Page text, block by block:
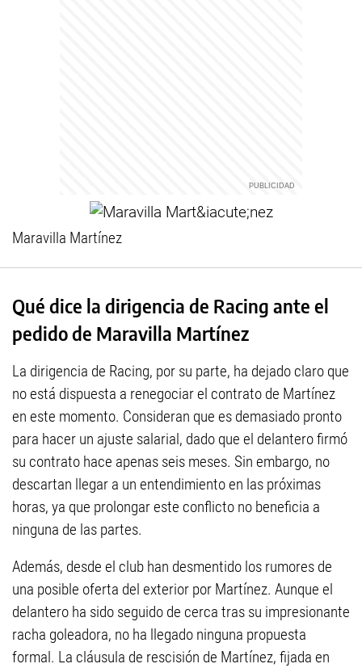
Maravilla Martínez
Qué dice la dirigencia de Racing ante el
pedido de Maravilla Martínez
La dirigencia de Racing, por su parte, ha dejado claro que
no está dispuesta a renegociar el contrato de Martínez
en este momento. Consideran que es demasiado pronto
para hacer un ajuste salarial, dado que el delantero firmó
su contrato hace apenas seis meses. Sin embargo, no
descartan llegar a un entendimiento en las próximas
horas, ya que prolongar este conflicto no beneficia a
ninguna de las partes.
Además, desde el club han desmentido los rumores de
una posible oferta del exterior por Martínez. Aunque el
delantero ha sido seguido de cerca tras su impresionante
racha goleadora, no ha llegado ninguna propuesta
formal. La cláusula de rescisión de Martínez, fijada en